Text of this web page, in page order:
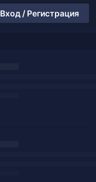
Вход / Регистрация